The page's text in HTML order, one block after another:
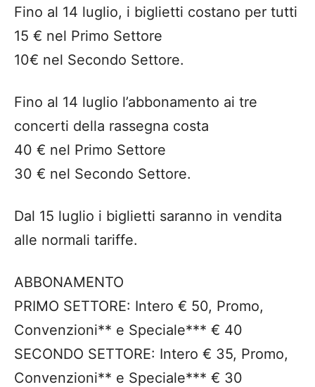
Fino al 14 luglio, i biglietti costano per tutti
15 € nel Primo Settore
10€ nel Secondo Settore.
Fino al 14 luglio l’abbonamento ai tre
concerti della rassegna costa
40 € nel Primo Settore
30 € nel Secondo Settore.
Dal 15 luglio i biglietti saranno in vendita
alle normali tariffe.
ABBONAMENTO
PRIMO SETTORE: Intero € 50, Promo,
Convenzioni** e Speciale*** € 40
SECONDO SETTORE: Intero € 35, Promo,
Convenzioni** e Speciale*** € 30